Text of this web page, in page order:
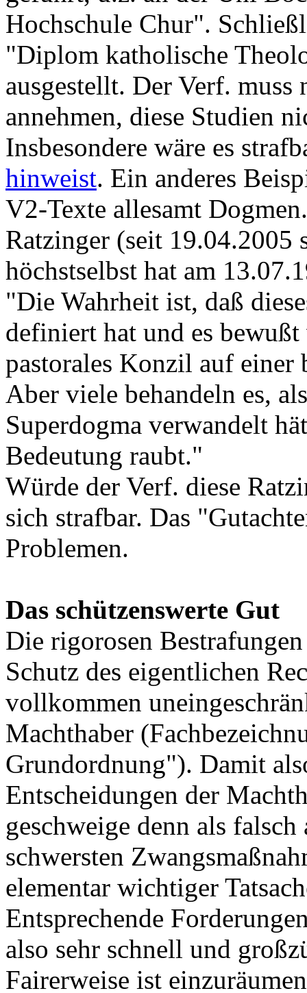
Hochschule Chur".
"Diplom katholische
ausgestellt. Der Verf.
annehmen, diese Studien
Insbesondere wäre es
hinweist. Ein anderes
V2-Texte allesamt
Ratzinger (seit
höchstselbst hat am
"Die Wahrheit ist, daß
definiert hat und es
pastorales Konzil auf einer
Aber viele behandeln es,
Superdogma verwandelt
Bedeutung raubt."
Würde der Verf. diese
sich strafbar. Das
Problemen.
Das schützenswerte Gut
Die rigorosen
Schutz des eigentlichen
vollkommen
Machthaber
Grundordnung"). Damit
Entscheidungen der
geschweige denn als
schwersten
elementar wichtiger
Entsprechende
also sehr schnell und
Fairerweise ist